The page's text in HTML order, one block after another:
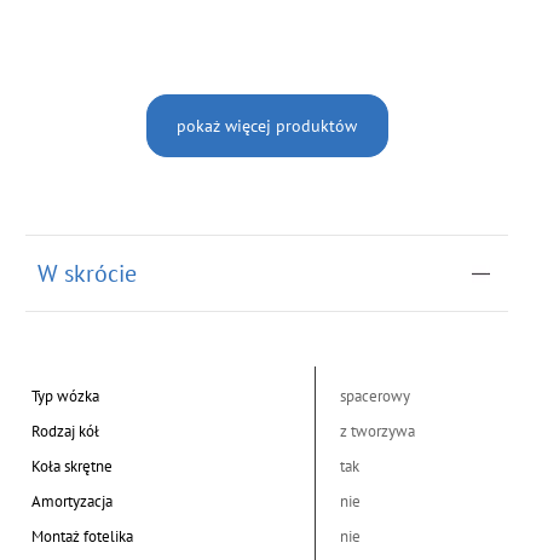
pokaż więcej produktów
W skrócie
Typ wózka
spacerowy
Rodzaj kół
z tworzywa
Koła skrętne
tak
Amortyzacja
nie
Montaż fotelika
nie